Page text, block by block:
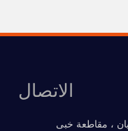
الاتصال
، مقاطعة خبى